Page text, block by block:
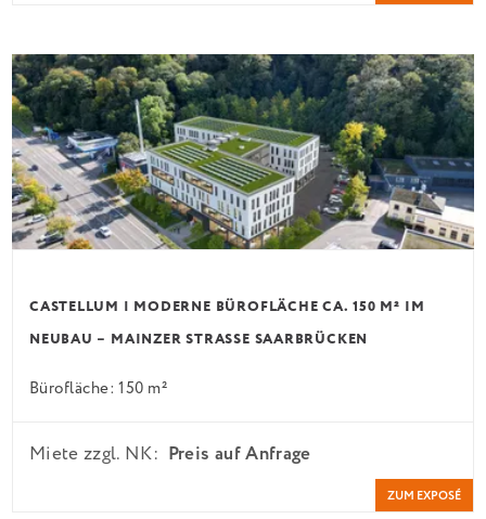
CASTELLUM | MODERNE BÜROFLÄCHE CA. 150 M² IM
NEUBAU – MAINZER STRASSE SAARBRÜCKEN
Bürofläche: 150 m²
Miete zzgl. NK: Preis auf Anfrage
ZUM EXPOSÉ